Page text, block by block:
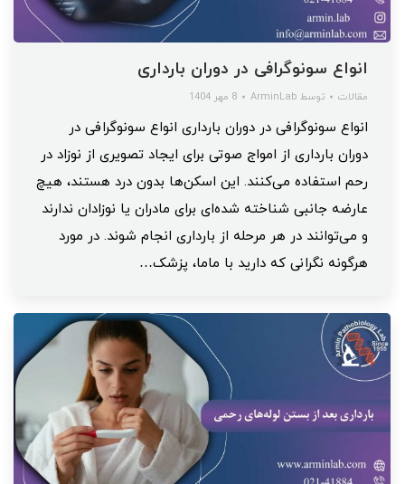
انواع سونوگرافی در دوران بارداری
مقالات توسط ArminLab 8 مهر 1404
انواع سونوگرافی در دوران بارداری انواع سونوگرافی در
دوران بارداری از امواج صوتی برای ایجاد تصویری از نوزاد در
رحم استفاده می‌کنند. این اسکن‌ها بدون درد هستند، هیچ
عارضه جانبی شناخته شده‌ای برای مادران یا نوزادان ندارند
و می‌توانند در هر مرحله از بارداری انجام شوند. در مورد
هرگونه نگرانی که دارید با ماما، پزشک…